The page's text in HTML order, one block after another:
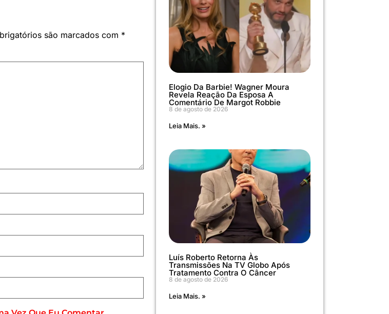
são marcados com *
Elogio Da Barbie! Wagner Moura
Revela Reação Da Esposa A
Comentário De Margot Robbie
8 de agosto de 2026
Leia Mais. »
Luís Roberto Retorna Às
Transmissões Na TV Globo Após
Tratamento Contra O Câncer
8 de agosto de 2026
Leia Mais. »